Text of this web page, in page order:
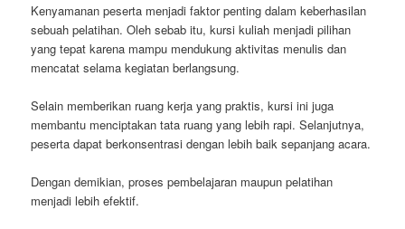
Kenyamanan peserta menjadi faktor penting dalam keberhasilan
sebuah pelatihan. Oleh sebab itu, kursi kuliah menjadi pilihan
yang tepat karena mampu mendukung aktivitas menulis dan
mencatat selama kegiatan berlangsung.
Selain memberikan ruang kerja yang praktis, kursi ini juga
membantu menciptakan tata ruang yang lebih rapi. Selanjutnya,
peserta dapat berkonsentrasi dengan lebih baik sepanjang acara.
Dengan demikian, proses pembelajaran maupun pelatihan
menjadi lebih efektif.